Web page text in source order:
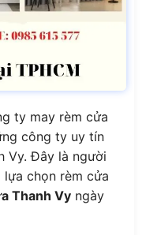
ty may rèm cửa
công ty uy tín
Vy. Đây là người
chọn rèm cửa
Thanh Vy ngày